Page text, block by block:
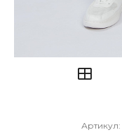
Артикул: